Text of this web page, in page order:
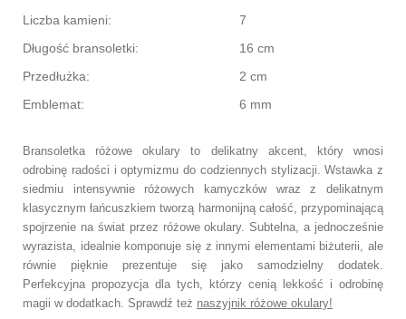
Liczba kamieni:
7
Długość bransoletki:
16 cm
Przedłużka:
2 cm
Emblemat:
6 mm
Bransoletka różowe okulary to delikatny akcent, który wnosi
odrobinę radości i optymizmu do codziennych stylizacji. Wstawka z
siedmiu intensywnie różowych kamyczków wraz z delikatnym
klasycznym łańcuszkiem tworzą harmonijną całość, przypominającą
spojrzenie na świat przez różowe okulary. Subtelna, a jednocześnie
wyrazista, idealnie komponuje się z innymi elementami biżuterii, ale
równie pięknie prezentuje się jako samodzielny dodatek.
Perfekcyjna propozycja dla tych, którzy cenią lekkość i odrobinę
magii w dodatkach. Sprawdź też naszyjnik różowe okulary!